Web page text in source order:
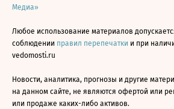
Медиа»
Любое использование материалов
соблюдении правил перепечатки и при
vedomosti.ru
Новости, аналитика, прогнозы и другие
на данном сайте, не являются офертой или
или продаже каких-либо активов.